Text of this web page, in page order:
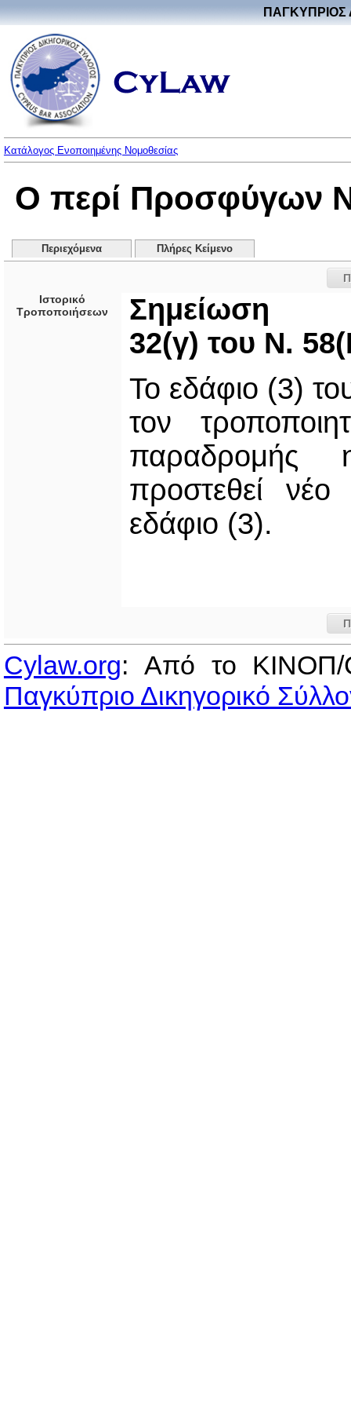
ΠΑΓΚΥΠΡΙΟΣ
Κατάλογος Ενοποιημένης Νομοθεσίας
Ο περί Προσφύγων
Περιεχόμενα Πλήρες Κείμενο
Ιστορικό
Τροποποιήσεων
Σημείωση
32(γ) του Ν.
Το εδάφιο (3)
τον
προστεθεί
εδάφιο (3).
Cylaw.org: Από το
Παγκύπριο Δικηγορικό